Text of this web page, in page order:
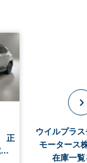
正
ウイルプラ
モータース
在庫一